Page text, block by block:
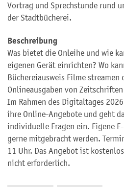
Vortrag und Sprechstunde rund
der Stadtbücherei.
Beschreibung
Was bietet die Onleihe und wie
eigenen Gerät einrichten? Wo
Büchereiausweis Filme
Onlineausgaben von
Im Rahmen des Digitaltages
ihre Online-Angebote und geht
individuelle Fragen ein. Eigene
gerne mitgebracht werden.
11 Uhr. Das Angebot ist
nicht erforderlich.